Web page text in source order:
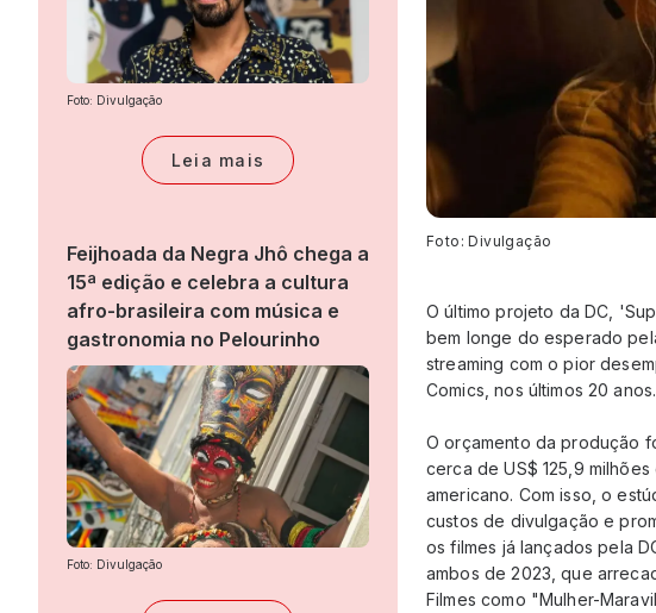
Foto: Divulgação
Leia mais
Feijhoada da Negra Jhô chega a
15ª edição e celebra a cultura
afro-brasileira com música e
gastronomia no Pelourinho
Foto: Divulgação
Foto: Divulgação
O último projeto da DC,
bem longe do esperado
streaming com o pior
Comics, nos últimos 20 anos.
O orçamento da produção
cerca de US$ 125,9
americano. Com isso, o
custos de divulgação e
os filmes já lançados pela
ambos de 2023, que
Filmes como "Mulher-